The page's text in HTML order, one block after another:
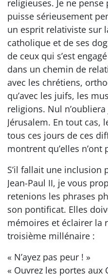
religieuses. Je ne
puisse sérieusement
un esprit relativiste sur
catholique et de ses
de ceux qui s’est
dans un chemin de
avec les chrétiens,
qu’avec les juifs, les
religions. Nul
Jérusalem. En tout cas,
tous ces jours de ces
montrent qu’elles n’ont
S’il fallait une inclusion
Jean-Paul II, je vous
retenions les phrases
son pontificat. Elles
mémoires et éclairer la
troisième millénaire :
« N’ayez pas peur ! »
« Ouvrez les portes aux